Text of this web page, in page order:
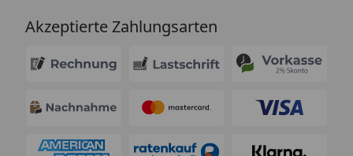
Akzeptierte Zahlungsarten